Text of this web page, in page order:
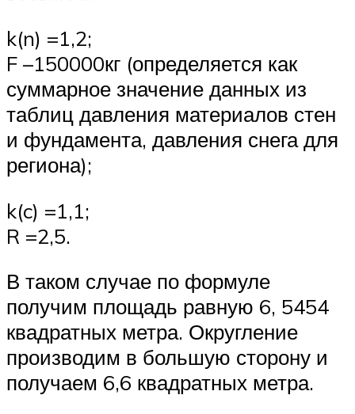
k(n) =1,2;
F –150000кг (определяется как
суммарное значение данных из
таблиц давления материалов стен
и фундамента, давления снега для
региона);
k(c) =1,1;
R =2,5.
В таком случае по формуле
получим площадь равную 6, 5454
квадратных метра. Округление
производим в большую сторону и
получаем 6,6 квадратных метра.